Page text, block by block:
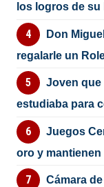
los logros de su
Don
regalarle un
Joven que
estudiaba para
Juegos
oro y
Cámara